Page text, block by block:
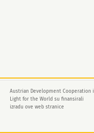
Austrian Development Cooperation i
Light for the World su finansirali
izradu ove web stranice